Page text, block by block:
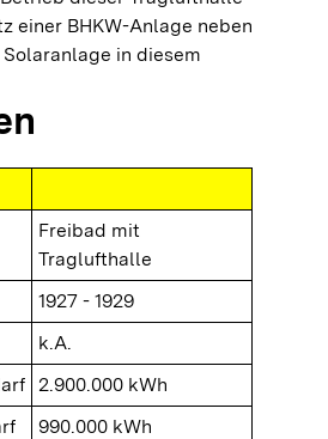
einer BHKW-Anlage neben
in diesem
Freibad mit
Traglufthalle
1927 - 1929
k.A.
2.900.000 kWh
990.000 kWh